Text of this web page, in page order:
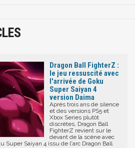
Dragon Ball FighterZ :
le jeu ressuscité avec
l'arrivée de Goku
Super Saiyan 4
version Daima
Après trois ans de silence
et des versions PS5 et
Xbox Series plutôt
discrètes, Dragon Ball
FighterZ revient sur le
devant de la scène avec
Super Saiyan 4 issu de l'arc Dragon Ball